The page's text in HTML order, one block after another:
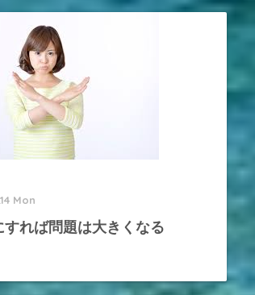
Mon
すれば問題は大きくなる